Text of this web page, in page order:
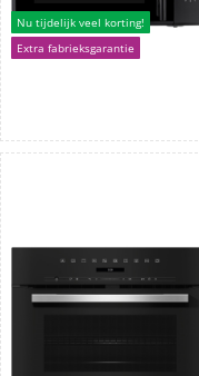
Nu tijdelijk veel korting!
Extra fabrieksgarantie